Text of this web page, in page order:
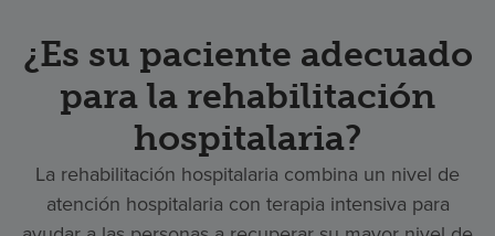
¿Es su paciente adecuado
para la rehabilitación
hospitalaria?
La rehabilitación hospitalaria combina un nivel de
atención hospitalaria con terapia intensiva para